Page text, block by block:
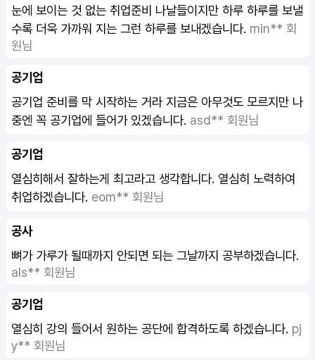
눈에 보이는 것 없는 취업준비 나날들이지만 하루 하루를 보낼
수록 더욱 가까워 지는 그런 하루를 보내겠습니다. min** 회
원님
공기업
공기업 준비를 막 시작하는 거라 지금은 아무것도 모르지만 나
중엔 꼭 공기업에 들어가 있겠습니다. asd** 회원님
공기업
열심히해서 잘하는게 최고라고 생각합니다. 열심히 노력하여
취업하겠습니다. eom** 회원님
공사
뼈가 가루가 될때까지 안되면 되는 그날까지 공부하겠습니다.
als** 회원님
공기업
열심히 강의 들어서 원하는 공단에 합격하도록 하겠습니다. pj
y** 회원님